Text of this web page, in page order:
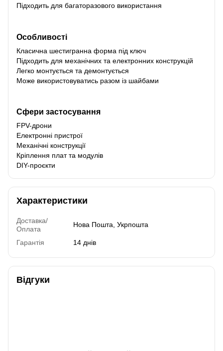
Підходить для багаторазового використання
Особливості
Класична шестигранна форма під ключ
Підходить для механічних та електронних конструкцій
Легко монтується та демонтується
Може використовуватись разом із шайбами
Сфери застосування
FPV-дрони
Електронні пристрої
Механічні конструкції
Кріплення плат та модулів
DIY-проєкти
Характеристики
Доставка/
Оплата
Нова Пошта, Укрпошта
Гарантія 14 днів
Відгуки